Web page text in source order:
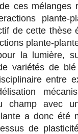
ces mélanges
plante-
de cette thèse
plante-
la lumière,
variétés de
entre
champ avec
a donc été
de